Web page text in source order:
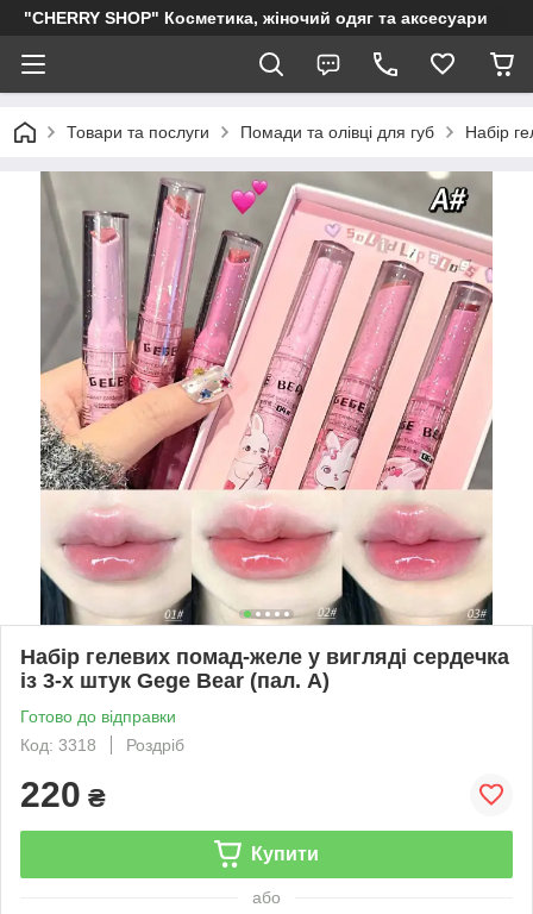
"CHERRY SHOP" Косметика, жіночий одяг та аксесуари
Товари та послуги Помади та олівці для губ Набір
Набір гелевих помад-желе у вигляді сердечка
із 3-х штук Gege Bear (пал. А)
Готово до відправки
Код: 3318
Роздріб
220 ₴
Купити
або